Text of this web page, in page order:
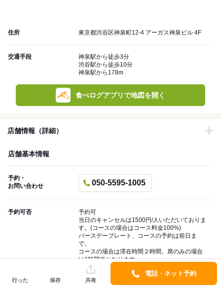
住所 東京都渋谷区神泉町12-4 アーガス神泉ビル 4F
交通手段
神泉駅から徒歩3分
渋谷駅から徒歩10分
神泉駅から178m
食べログアプリで地図を開く
店舗情報（詳細）
店舗基本情報
予約・
お問い合わせ
050-5595-1005
予約可否
予約可
当日のキャンセルは1500円/人いただいておりま
す。(コースの場合はコース料金100%)
バースデープレート、コースの予約は前日ま
で。
コースの場合は滞在時間２時間。席のみの場合
は1時間半となります。
アニバーサリープレートをご予約される場合、
プレート提供のタイミングも
行った 保存 共有
電話・ネット予約